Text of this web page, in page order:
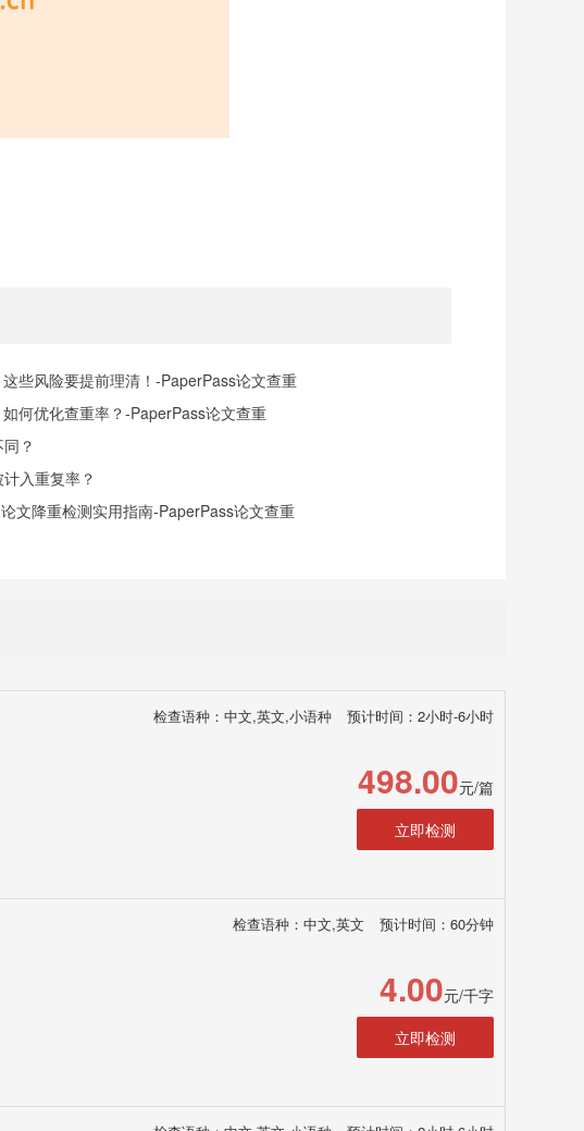
些风险要提前理清！-PaperPass论文查重
何优化查重率？-PaperPass论文查重
？
入重复率？
文降重检测实用指南-PaperPass论文查重
检查语种：中文,英文,小语种 预计时间：2小时-6小时
498.00元/篇
立即检测
检查语种：中文,英文 预计时间：60分钟
4.00元/千字
立即检测